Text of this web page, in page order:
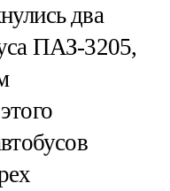
два
ПАЗ-3205,